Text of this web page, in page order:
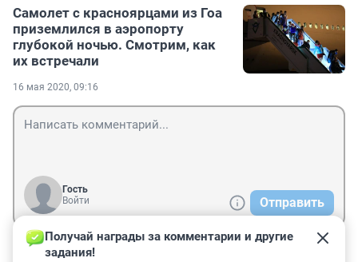
Самолет с красноярцами из Гоа
приземлился в аэропорту
глубокой ночью. Смотрим, как
их встречали
16 мая 2020, 09:16
Гость
Войти
Отправить
Гость
Получай награды за комментарии и другие
задания!